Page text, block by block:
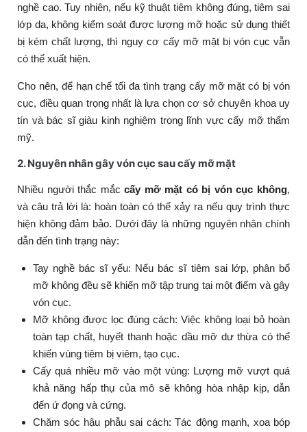
nghề cao. Tuy nhiên, nếu kỹ thuật tiêm không đúng, tiêm sai
lớp da, không kiểm soát được lượng mỡ hoặc sử dụng thiết
bị kém chất lượng, thì nguy cơ cấy mỡ mặt bị vón cục vẫn
có thể xuất hiện.
Cho nên, để hạn chế tối đa tình trạng cấy mỡ mặt có bị vón
cục, điều quan trọng nhất là lựa chọn cơ sở chuyên khoa uy
tín và bác sĩ giàu kinh nghiệm trong lĩnh vực cấy mỡ thẩm
mỹ.
2. Nguyên nhân gây vón cục sau cấy mỡ mặt
Nhiều người thắc mắccấy mỡ mặt có bị vón cục không,
và câu trả lời là: hoàn toàn có thể xảy ra nếu quy trình thực
hiện không đảm bảo. Dưới đây là những nguyên nhân chính
dẫn đến tình trạng này:
Tay nghề bác sĩ yếu: Nếu bác sĩ tiêm sai lớp, phân bổ
mỡ không đều sẽ khiến mỡ tập trung tại một điểm và gây
vón cục.
Mỡ không được lọc đúng cách: Việc không loại bỏ hoàn
toàn tạp chất, huyết thanh hoặc dầu mỡ dư thừa có thể
khiến vùng tiêm bị viêm, tạo cục.
Cấy quá nhiều mỡ vào một vùng: Lượng mỡ vượt quá
khả năng hấp thụ của mô sẽ không hòa nhập kịp, dẫn
đến ứ đọng và cứng.
Chăm sóc hậu phẫu sai cách: Tác động mạnh, xoa bóp